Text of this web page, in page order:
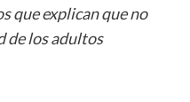
que explican que no
de los adultos